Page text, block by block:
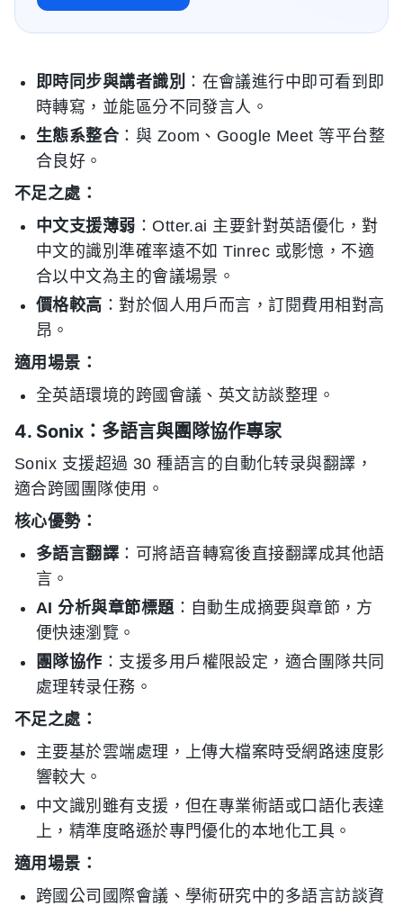
即時同步與講者識別 ：在會議進行中即可看到即
時轉寫，並能區分不同發言人。
生態系整合：與 Zoom、Google Meet 等平台整
合良好。
不足之處：
中文支援薄弱 ：Otter.ai 主要針對英語優化，對
中文的識別準確率遠不如 Tinrec 或影憶，不適
合以中文為主的會議場景。
價格較高 ：對於個人用戶而言，訂閱費用相對高
昂。
適用場景：
全英語環境的跨國會議、英文訪談整理。
4. Sonix：多語言與團隊協作專家
Sonix 支援超過 30 種語言的自動化转录與翻譯，
適合跨國團隊使用。
核心優勢：
多語言翻譯 ：可將語音轉寫後直接翻譯成其他語
言。
AI 分析與章節標題：自動生成摘要與章節，方
便快速瀏覽。
團隊協作 ：支援多用戶權限設定，適合團隊共同
處理转录任務。
不足之處：
主要基於雲端處理，上傳大檔案時受網路速度影
響較大。
中文識別雖有支援，但在專業術語或口語化表達
上，精準度略遜於專門優化的本地化工具。
適用場景：
跨國公司國際會議、學術研究中的多語言訪談資